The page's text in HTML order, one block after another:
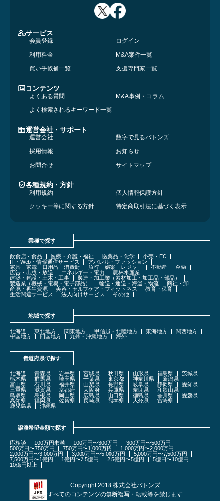
サービス
会員登録
ログイン
利用料金
M&A案件一覧
買い手候補一覧
支援専門家一覧
コンテンツ
よくある質問
M&A事例・コラム
よく検索されるキーワード一覧
運営会社・サポート
運営会社
数字で見るバトンズ
採用情報
お知らせ
お問合せ
サイトマップ
各種規約・方針
利用規約
個人情報保護方針
クッキー等に関する方針
特定商取引法に基づく表示
業種で探す
飲食店・食品 医療・介護・福祉 医薬品・化学
小売・EC
IT・Web・情報通信サービス
アパレル・ファッション
家具・家電・日用品・消費財
旅行・娯楽・レジャー 不動産
金融
広告・出版・放送
エネルギー・電力
農林水産業
建築・建設・土木・工事
製造・加工業（素材加工・加工品・部品）
製造業（機械・電機・電子部品）
輸送・運送・海運・物流
商社・卸
産廃・再生資源
美容・セルフケア・フィットネス
教育・保育
生活関連サービス
法人向けサービス その他
地域で探す
北海道 東北地方 関東地方 甲信越・北陸地方 東海地方
関西地方
中国地方
四国地方 九州・沖縄地方 海外
都道府県で探す
北海道 青森県 岩手県 宮城県 秋田県 山形県 福島県
茨城県
栃木県
群馬県 埼玉県 千葉県 東京都 神奈川県
新潟県
富山県
石川県 福井県 山梨県 長野県 岐阜県 静岡県
愛知県
三重県
滋賀県 京都府 大阪府 兵庫県 奈良県
和歌山県
鳥取県
島根県 岡山県 広島県 山口県 徳島県 香川県
愛媛県
高知県
福岡県 佐賀県 長崎県 熊本県 大分県
宮崎県
鹿児島県
沖縄県
譲渡希望金額で探す
応相談 100万円未満 100万円〜300万円
300万円〜500万円
500万円〜750万円
750万円〜1,000万円
1,000万円〜2,000万円
2,000万円〜3,000万円
3,000万円〜5,000万円
5,000万円〜7,500万円
7,500万円〜1億円
1億円〜2.5億円 2.5億円〜5億円
5億円〜10億円
10億円以上
Copyright 2018 株式会社バトンズ
すべてのコンテンツの無断複写・転載等を禁じます